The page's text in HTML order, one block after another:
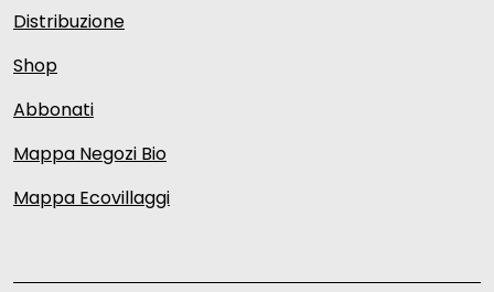
Distribuzione
Shop
Abbonati
Mappa Negozi Bio
Mappa Ecovillaggi